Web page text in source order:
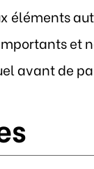
éléments
et
avant de